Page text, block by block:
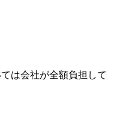
は会社が全額負担して